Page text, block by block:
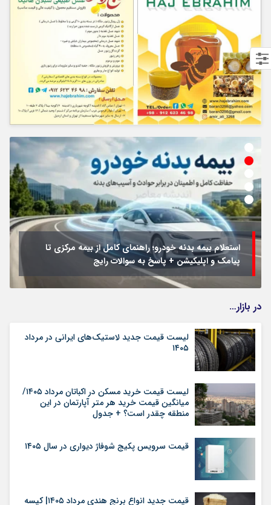
استعلام بیمه بدنه خودرو؛ راهنمای کامل از بیمه مرکزی تا
پیامک و اپلیکیشن + پاسخ به سوالات رایج
در بازار…
لیست قیمت جدید لاستیک‌های ایرانی در مرداد
۱۴۰۵
لیست قیمت خرید مسکن در اکباتان مرداد ۱۴۰۵/
میانگین قیمت خرید هر متر آپارتمان در این
منطقه چقدر است؟ + جدول
قیمت سرویس پکیج شوفاژ دیواری در سال ۱۴۰۵
قیمت جدید انواع برنج هندی مرداد ۱۴۰۵| کیسه